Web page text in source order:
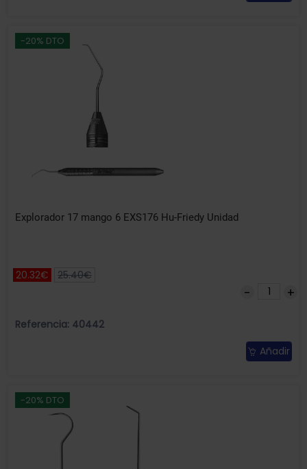
-20% DTO
Explorador 17 mango 6 EXS176 Hu-Friedy Unidad
20.32€ 25.40€
Referencia: 40442
Añadir
-20% DTO